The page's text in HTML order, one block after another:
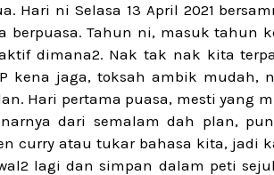
Hari ni Selasa 13 April 2021
berpuasa. Tahun ni, masuk tahun
dimana2. Nak tak nak kita
kena jaga, toksah ambik mudah,
Hari pertama puasa, mesti yang
dari semalam dah plan,
curry atau tukar bahasa kita, jadi
lagi dan simpan dalam peti